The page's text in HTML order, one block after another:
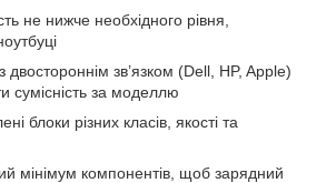
не нижче необхідного рівня,
двостороннім зв’язком (Dell, HP, Apple)
сумісність за моделлю
блоки різних класів, якості та
мінімум компонентів, щоб зарядний